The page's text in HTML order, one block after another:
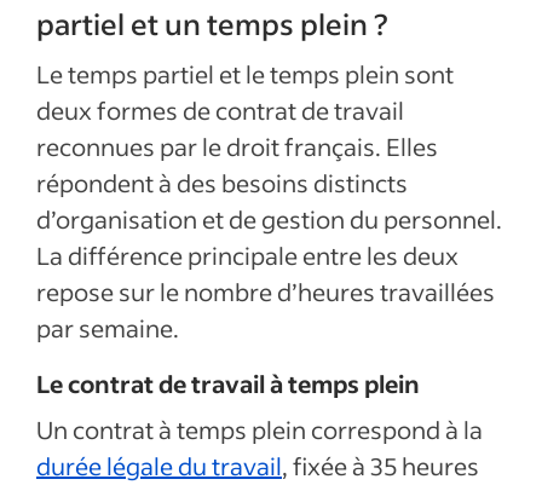
partiel et un temps plein ?
Le temps partiel et le temps plein sont
deux formes de contrat de travail
reconnues par le droit français. Elles
répondent à des besoins distincts
d’organisation et de gestion du personnel.
La différence principale entre les deux
repose sur le nombre d’heures travaillées
par semaine.
Le contrat de travail à temps plein
Un contrat à temps plein correspond à la
durée légale du travail, fixée à 35 heures